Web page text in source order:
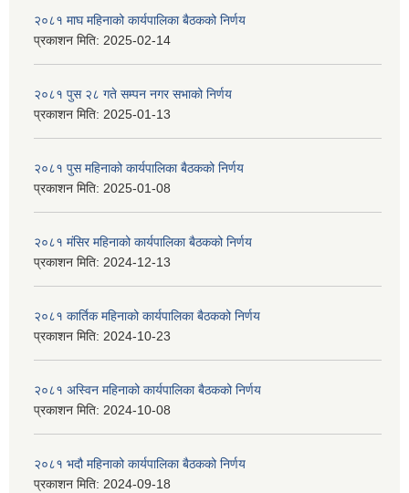
२०८१ माघ महिनाको कार्यपालिका बैठकको निर्णय
प्रकाशन मिति: 2025-02-14
२०८१ पुस २८ गते सम्प‍न नगर सभाको निर्णय
प्रकाशन मिति: 2025-01-13
२०८१ पुस महिनाको कार्यपालिका बैठकको निर्णय
प्रकाशन मिति: 2025-01-08
२०८१ मंसिर महिनाको कार्यपालिका बैठकको निर्णय
प्रकाशन मिति: 2024-12-13
२०८१ कार्तिक महिनाको कार्यपालिका बैठकको निर्णय
प्रकाशन मिति: 2024-10-23
२०८१ अस्विन महिनाको कार्यपालिका बैठकको निर्णय
प्रकाशन मिति: 2024-10-08
२०८१ भदौ महिनाको कार्यपालिका बैठकको निर्णय
प्रकाशन मिति: 2024-09-18